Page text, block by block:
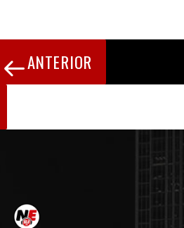
ANTERIOR